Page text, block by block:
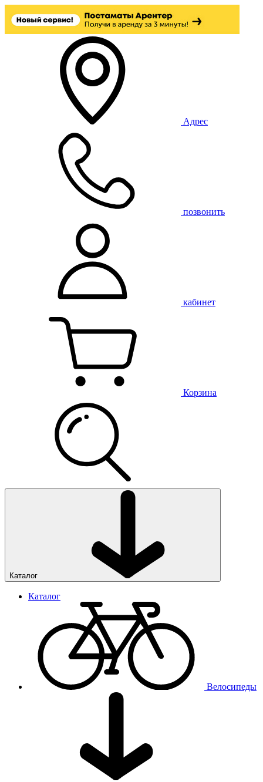
Адрес
позвонить
кабинет
Корзина
Каталог
Каталог
Велосипеды